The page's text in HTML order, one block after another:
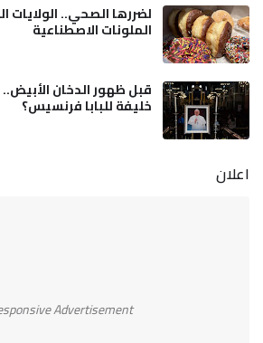
لضررها الصحي..
الملونات الاصطناعية
قبل ظهور الدخان
خليفة للبابا فرنسيس؟
اعلان
Advertisement